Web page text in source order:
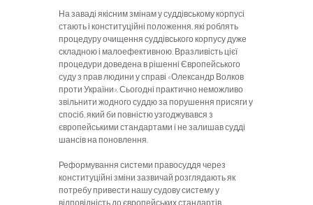
На заваді якісним змінам у суддівському корпусі
стають і конституційні положення, які роблять
процедуру очищення суддівського корпусу дуже
складною і малоефективною. Вразливість цієї
процедури доведена в рішенні Європейського
суду з прав людини у справі «Олександр Волков
проти України». Сьогодні практично неможливо
звільнити жодного суддю за порушення присяги у
спосіб, який би повністю узгоджувався з
європейськими стандартами і не залишав судді
шансів на поновлення.
Реформування системи правосуддя через
конституційні зміни зазвичай розглядають як
потребу привести нашу судову систему у
відповідність до європейських стандартів.